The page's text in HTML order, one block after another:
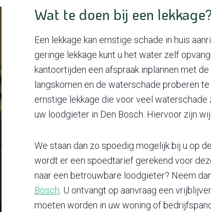
Wat te doen bij een
Een lekkage kan ernstige schade in huis
geringe lekkage kunt u het water zelf
kantoortijden een afspraak inplannen met
langskomen en de waterschade proberen
ernstige lekkage die voor veel waterschade
uw loodgieter in Den Bosch. Hiervoor zijn
We staan dan zo spoedig mogelijk bij u op
wordt er een spoedtarief gerekend voor
naar een betrouwbare loodgieter? Neem
Bosch . U ontvangt op aanvraag een
moeten worden in uw woning of